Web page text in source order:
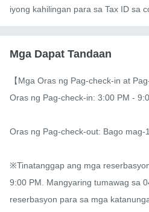
iyong kahilingan para sa Tax ID sa
Mga Dapat Tandaan
【Mga Oras ng Pag-check-in at
Oras ng Pag-check-in: 3:00 PM -
Oras ng Pag-check-out: Bago mag-
※Tinatanggap ang mga
9:00 PM. Mangyaring tumawag sa
reserbasyon para sa mga